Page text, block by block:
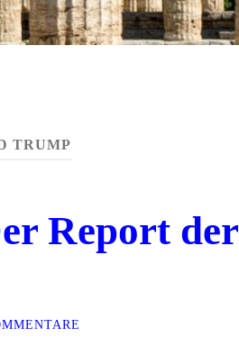
TRUMP
Report der